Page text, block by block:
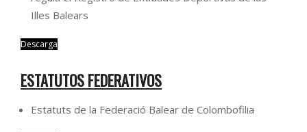
Illes Balears
Descarga
ESTATUTOS FEDERATIVOS
Estatuts de la Federació Balear de Colombofilia